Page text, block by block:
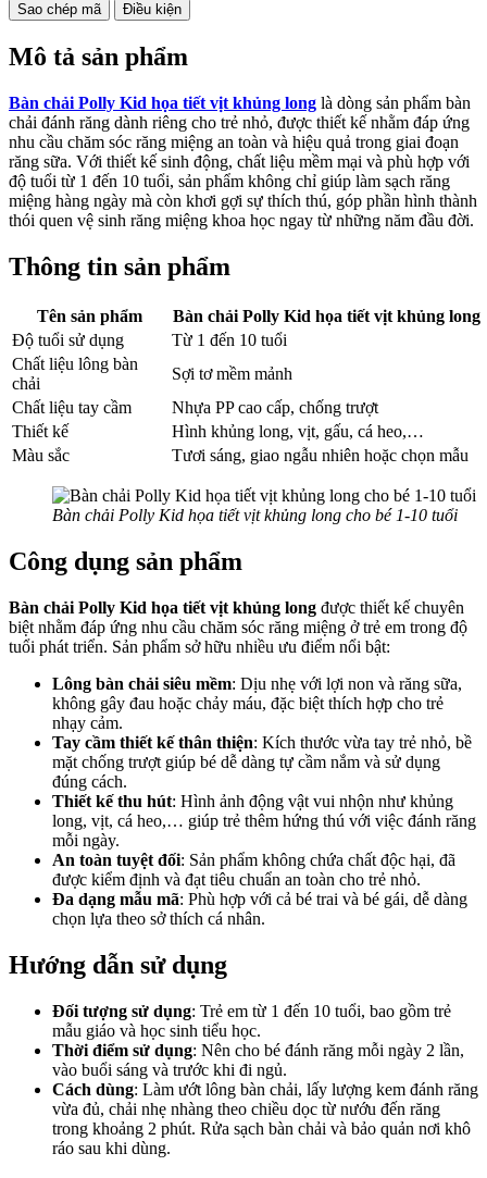
Sao chép mã Điều kiện
Mô tả sản phẩm
Bàn chải Polly Kid họa tiết vịt khủng long là dòng sản phẩm bàn
chải đánh răng dành riêng cho trẻ nhỏ, được thiết kế nhằm đáp ứng
nhu cầu chăm sóc răng miệng an toàn và hiệu quả trong giai đoạn
răng sữa. Với thiết kế sinh động, chất liệu mềm mại và phù hợp với
độ tuổi từ 1 đến 10 tuổi, sản phẩm không chỉ giúp làm sạch răng
miệng hàng ngày mà còn khơi gợi sự thích thú, góp phần hình thành
thói quen vệ sinh răng miệng khoa học ngay từ những năm đầu đời.
Thông tin sản phẩm
Tên sản phẩm
Bàn chải Polly Kid họa tiết vịt khủng long
Độ tuổi sử dụng
Từ 1 đến 10 tuổi
Chất liệu lông bàn
chải
Sợi tơ mềm mảnh
Chất liệu tay cầm
Nhựa PP cao cấp, chống trượt
Thiết kế
Hình khủng long, vịt, gấu, cá heo,…
Màu sắc
Tươi sáng, giao ngẫu nhiên hoặc chọn mẫu
Bàn chải Polly Kid họa tiết vịt khủng long cho bé 1-10 tuổi
Công dụng sản phẩm
Bàn chải Polly Kid họa tiết vịt khủng long được thiết kế chuyên
biệt nhằm đáp ứng nhu cầu chăm sóc răng miệng ở trẻ em trong độ
tuổi phát triển. Sản phẩm sở hữu nhiều ưu điểm nổi bật:
Lông bàn chải siêu mềm: Dịu nhẹ với lợi non và răng sữa,
không gây đau hoặc chảy máu, đặc biệt thích hợp cho trẻ
nhạy cảm.
Tay cầm thiết kế thân thiện: Kích thước vừa tay trẻ nhỏ, bề
mặt chống trượt giúp bé dễ dàng tự cầm nắm và sử dụng
đúng cách.
Thiết kế thu hút: Hình ảnh động vật vui nhộn như khủng
long, vịt, cá heo,… giúp trẻ thêm hứng thú với việc đánh răng
mỗi ngày.
An toàn tuyệt đối: Sản phẩm không chứa chất độc hại, đã
được kiểm định và đạt tiêu chuẩn an toàn cho trẻ nhỏ.
Đa dạng mẫu mã: Phù hợp với cả bé trai và bé gái, dễ dàng
chọn lựa theo sở thích cá nhân.
Hướng dẫn sử dụng
Đối tượng sử dụng: Trẻ em từ 1 đến 10 tuổi, bao gồm trẻ
mẫu giáo và học sinh tiểu học.
Thời điểm sử dụng: Nên cho bé đánh răng mỗi ngày 2 lần,
vào buổi sáng và trước khi đi ngủ.
Cách dùng: Làm ướt lông bàn chải, lấy lượng kem đánh răng
vừa đủ, chải nhẹ nhàng theo chiều dọc từ nướu đến răng
trong khoảng 2 phút. Rửa sạch bàn chải và bảo quản nơi khô
ráo sau khi dùng.